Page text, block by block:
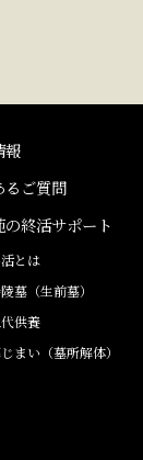
報
るご質問
の終活サポート
とは
墓（生前墓）
供養
まい（墓所解体）